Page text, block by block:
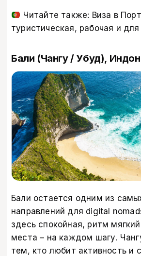
Читайте также: Виза в
туристическая, рабочая и
Бали (Чангу / Убуд),
Бали остается одним из
направлений для digital
здесь спокойная, ритм
места – на каждом шагу.
тем, кто любит активность и